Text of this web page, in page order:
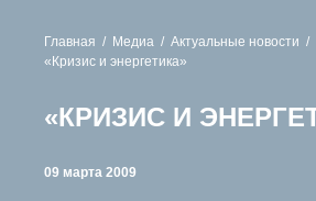
Главная Медиа
Актуальные новости
«Кризис и энергетика»
«КРИЗИС И
09 марта 2009